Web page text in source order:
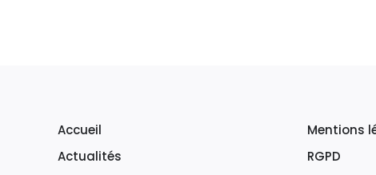
Accueil
Actualités
Mentions
RGPD